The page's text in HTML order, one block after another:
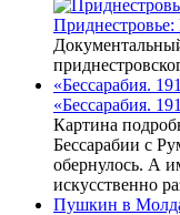
«Бессарабия.
«Бессарабия.
Картина
Бессарабии с
обернулось. А
искусственно
Пушкин в